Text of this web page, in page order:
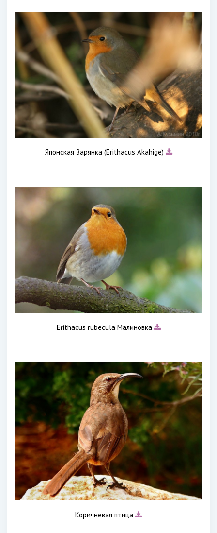
Японская Зарянка (Erithacus Akahige)
Erithacus rubecula Малиновка
Коричневая птица